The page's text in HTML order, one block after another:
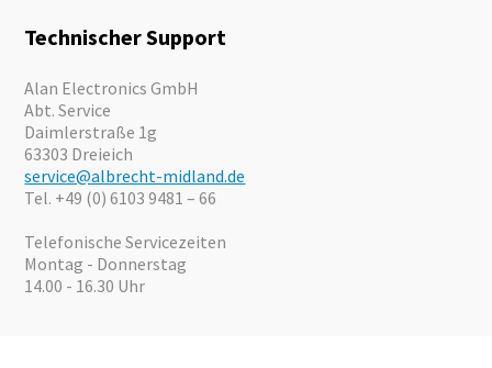
Motorrad
Angebote
Kataloge
Technischer Support
Alan Electronics GmbH
Abt. Service
Daimlerstraße 1g
63303 Dreieich
service@albrecht-midland.de
Tel. +49 (0) 6103 9481 – 66
Telefonische Servicezeiten
Montag - Donnerstag
14.00 - 16.30 Uhr